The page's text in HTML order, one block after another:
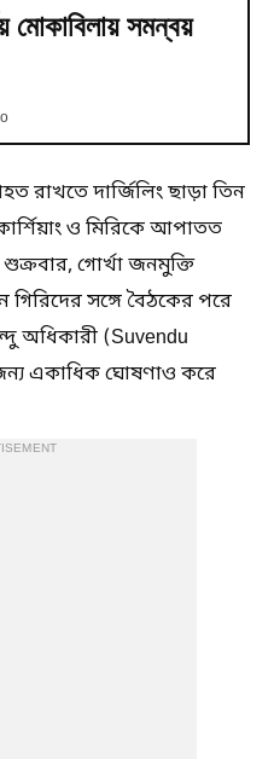
মোকাবিলায় সমন্বয়
রাখতে দার্জিলিং ছাড়া তিন
ও মিরিকে আপাতত
গোর্খা জনমুক্তি
সঙ্গে বৈঠকের পরে
অধিকারী (Suvendu
একাধিক ঘোষণাও করে